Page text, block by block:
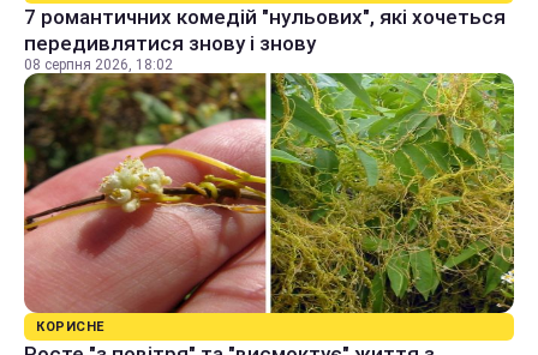
7 романтичних комедій "нульових", які хочеться
передивлятися знову і знову
08 серпня 2026, 18:02
КОРИСНЕ